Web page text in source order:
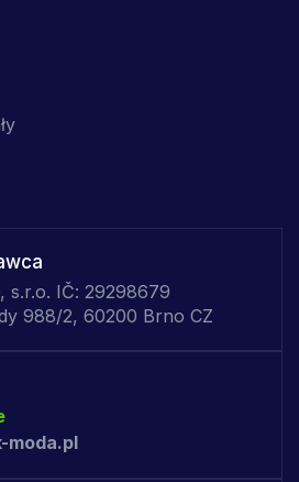
s.r.o. IČ: 29298679
988/2, 60200 Brno CZ
moda.pl